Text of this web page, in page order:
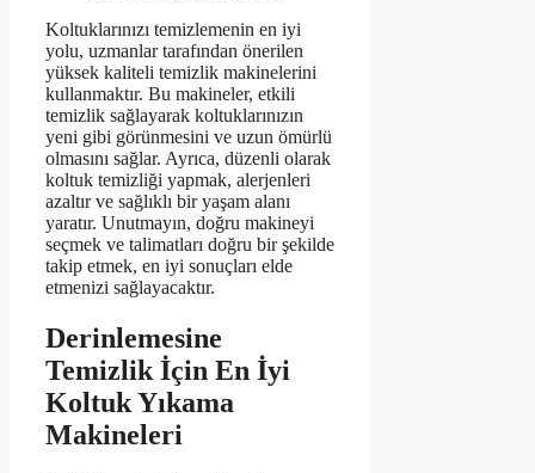
Koltuklarınızı temizlemenin en iyi
yolu, uzmanlar tarafından önerilen
yüksek kaliteli temizlik makinelerini
kullanmaktır. Bu makineler, etkili
temizlik sağlayarak koltuklarınızın
yeni gibi görünmesini ve uzun ömürlü
olmasını sağlar. Ayrıca, düzenli olarak
koltuk temizliği yapmak, alerjenleri
azaltır ve sağlıklı bir yaşam alanı
yaratır. Unutmayın, doğru makineyi
seçmek ve talimatları doğru bir şekilde
takip etmek, en iyi sonuçları elde
etmenizi sağlayacaktır.
Derinlemesine
Temizlik İçin En İyi
Koltuk Yıkama
Makineleri